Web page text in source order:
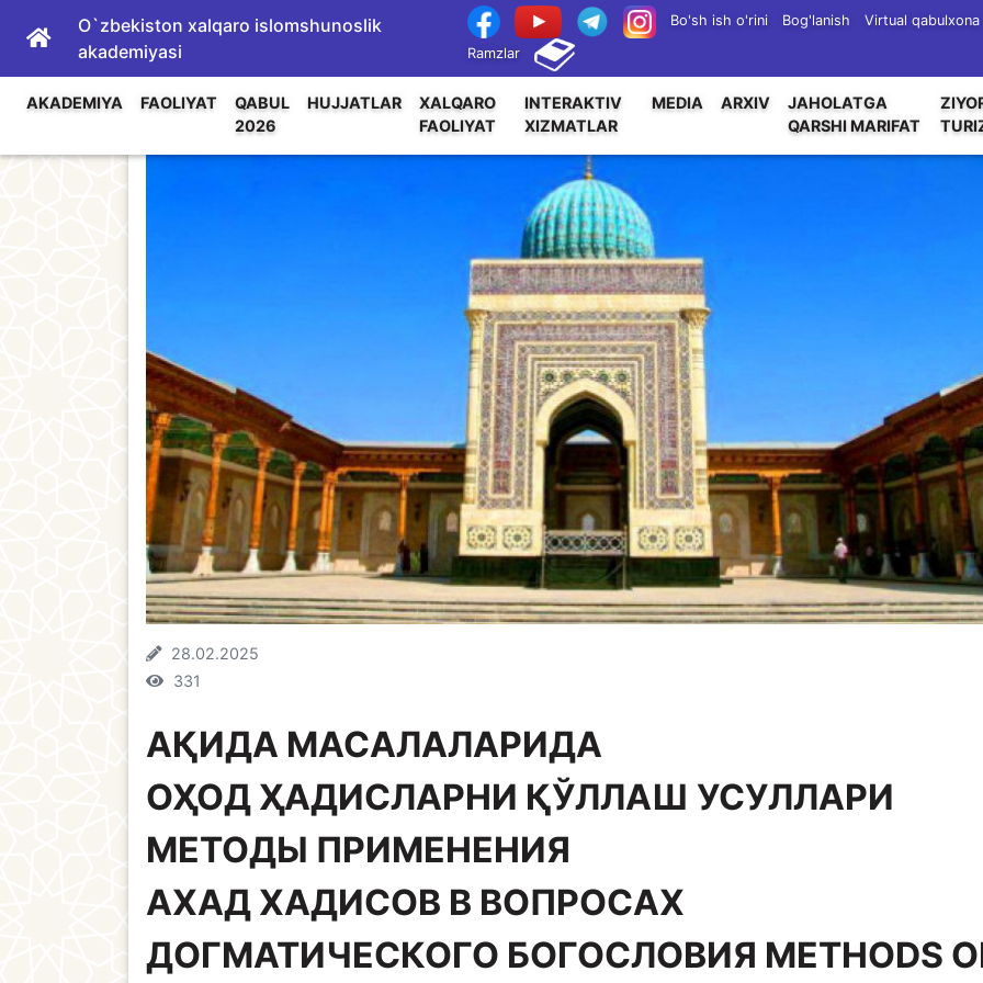
O`zbekiston xalqaro islomshunoslik
akademiyasi
Bo'sh ish o'rini Bog'lanish
Virtual qabulxona
Ramzlar
AKADEMIYA FAOLIYAT
QABUL
2026
HUJJATLAR
XALQARO
FAOLIYAT
INTERAKTIV
XIZMATLAR
MEDIA ARXIV
JAHOLATGA
QARSHI MARIFAT
28.02.2025
331
АҚИДА МАСАЛАЛАРИДА
ОҲОД ҲАДИСЛАРНИ ҚЎЛЛАШ УСУЛЛАРИ
МЕТОДЫ ПРИМЕНЕНИЯ
АХАД ХАДИСОВ В ВОПРОСАХ
ДОГМАТИЧЕСКОГО БОГОСЛОВИЯ METHODS